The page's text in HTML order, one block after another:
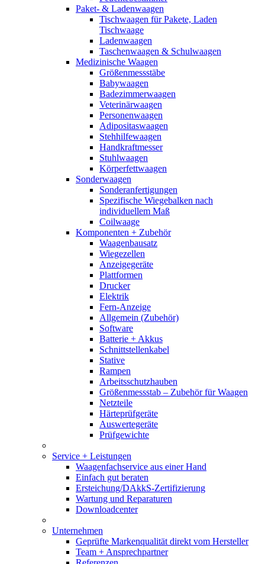
Paket- & Ladenwaagen
Tischwaagen für Pakete, Laden
Tischwaage
Ladenwaagen
Taschenwaagen & Schulwaagen
Medizinische Waagen
Größenmessstäbe
Babywaagen
Badezimmerwaagen
Veterinärwaagen
Personenwaagen
Adipositaswaagen
Stehhilfewaagen
Handkraftmesser
Stuhlwaagen
Körperfettwaagen
Sonderwaagen
Sonderanfertigungen
Spezifische Wiegebalken nach
individuellem Maß
Coilwaage
Komponenten + Zubehör
Waagenbausatz
Wiegezellen
Anzeigegeräte
Plattformen
Drucker
Elektrik
Fern-Anzeige
Allgemein (Zubehör)
Software
Batterie + Akkus
Schnittstellenkabel
Stative
Rampen
Arbeitsschutzhauben
Größenmessstab – Zubehör für Waagen
Netzteile
Härteprüfgeräte
Auswertegeräte
Prüfgewichte
Service + Leistungen
Waagenfachservice aus einer Hand
Einfach gut beraten
Ersteichung/DAkkS-Zertifizierung
Wartung und Reparaturen
Downloadcenter
Unternehmen
Geprüfte Markenqualität direkt vom Hersteller
Team + Ansprechpartner